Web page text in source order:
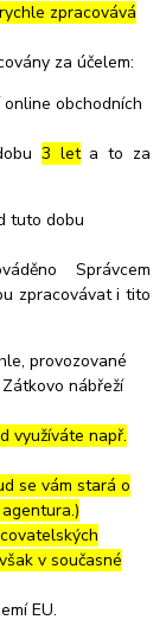
zpracovává
za účelem:
obchodních
3 leta to za
tuto dobu
Správcem
zpracovávat i tito
provozované
nábřeží
využíváte např.
se vám stará o
v současné
EU.